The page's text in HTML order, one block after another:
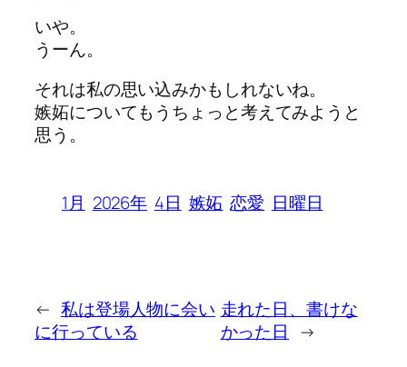
いや。
うーん。
それは私の思い込みかもしれないね。
嫉妬についてもうちょっと考えてみようと
思う。
1月 2026年 4日 嫉妬 恋愛 日曜日
← 私は登場人物に会い
に行っている
走れた日、書けな
かった日
→